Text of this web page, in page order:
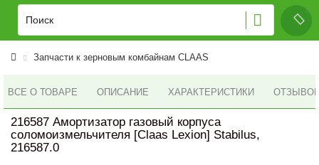
Запчасти к зерновым комбайнам CLAAS
ВСЕ О ТОВАРЕ ОПИСАНИЕ ХАРАКТЕРИСТИКИ ОТЗЫВОВ
216587 Амортизатор газовый корпуса
соломоизмельчителя [Claas Lexion] Stabilus,
216587.0